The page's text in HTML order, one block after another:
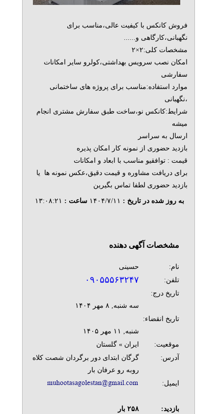
فروش کانکس با کیفیت عالی،مناسب برای
نگهبانی،کارگاهی و......
مشخصات کلی:۲×۲
امکان نصب سرویس بهداشتی،کولرو سایر امکانات
سفارشی
موارد استفاده:مناسب برای پروژه های ساختمانی
،نگهبانی
شرایط:کانکس نو،ساخت طبق سفارش مشتری انجام
میشه
ارسال به سراسر
بازدید حضوری از نمونه کار امکان پذیره
قیمت : توافقیو مناسب با ابعاد و امکانات
برای دریافت مشاوره و قیمت دقیق،عکس نمونه ها یا
بازدید حضوری لطفا تماس بگیرین
به روز شده در تاریخ : ۱۴۰۴/۷/۱۱ ساعت : ۱۳:۰۸:۲۱
مشخصات آگهی دهنده
نام:
حسینی
تلفن:
۰۹۰۵۵۵۶۳۲۴۷
تاریخ درج:
سه شنبه, ۸ مهر ۱۴۰۴
تاریخ انقضاء:
شنبه, ۱۱ مهر ۱۴۰۵
موقعیت:
ایران » گلستان
آدرس:
گرگان ابتدای دور برگردان شصت کلاه
روبه رو عرفان بار
ایمیل:
بازدید: ۲۵۸ بار